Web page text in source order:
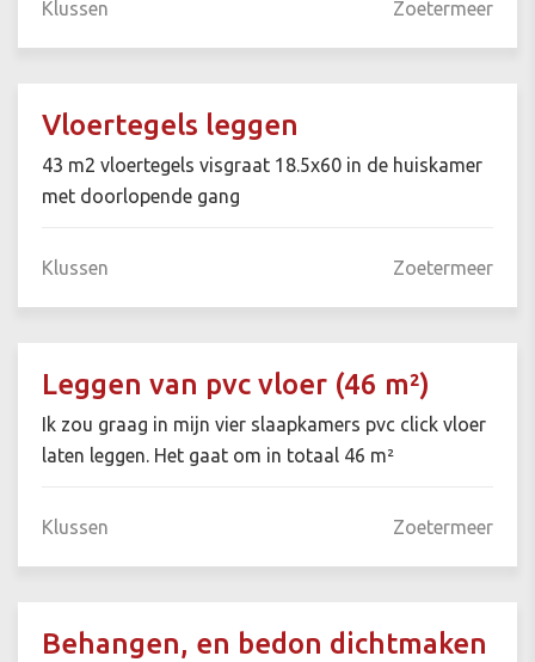
Klussen Zoetermeer
Vloertegels leggen
43 m2 vloertegels visgraat 18.5x60 in de huiskamer
met doorlopende gang
Klussen Zoetermeer
Leggen van pvc vloer (46 m²)
Ik zou graag in mijn vier slaapkamers pvc click vloer
laten leggen. Het gaat om in totaal 46 m²
Klussen Zoetermeer
Behangen, en bedon dichtmaken